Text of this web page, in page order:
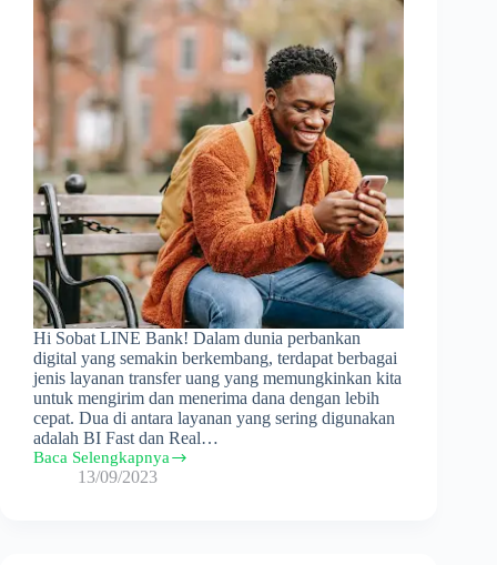
Hi Sobat LINE Bank! Dalam dunia perbankan
digital yang semakin berkembang, terdapat berbagai
jenis layanan transfer uang yang memungkinkan kita
untuk mengirim dan menerima dana dengan lebih
cepat. Dua di antara layanan yang sering digunakan
adalah BI Fast dan Real…
Baca Selengkapnya
Ini
Bedanya13/09/2023